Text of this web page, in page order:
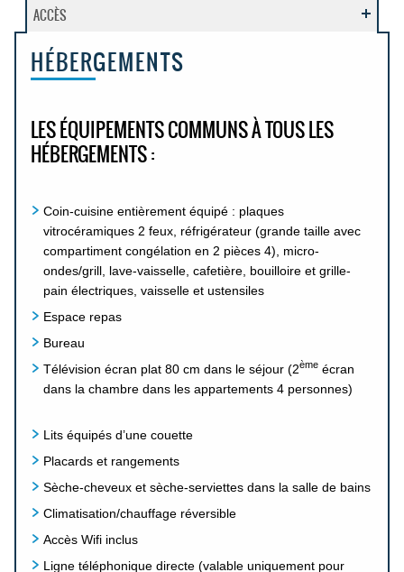
ACCÈS
HÉBERGEMENTS
LES ÉQUIPEMENTS COMMUNS À TOUS LES
HÉBERGEMENTS :
Coin-cuisine entièrement équipé : plaques
vitrocéramiques 2 feux, réfrigérateur (grande taille avec
compartiment congélation en 2 pièces 4), micro-
ondes/grill, lave-vaisselle, cafetière, bouilloire et grille-
pain électriques, vaisselle et ustensiles
Espace repas
Bureau
Télévision écran plat 80 cm dans le séjour (2ème écran
dans la chambre dans les appartements 4 personnes)
Lits équipés d’une couette
Placards et rangements
Sèche-cheveux et sèche-serviettes dans la salle de bains
Climatisation/chauffage réversible
Accès Wifi inclus
Ligne téléphonique directe (valable uniquement pour